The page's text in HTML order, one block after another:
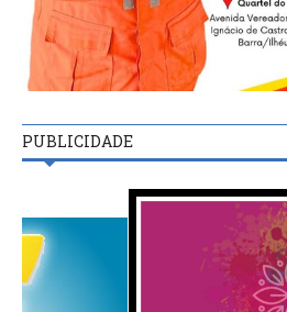
PUBLICIDADE